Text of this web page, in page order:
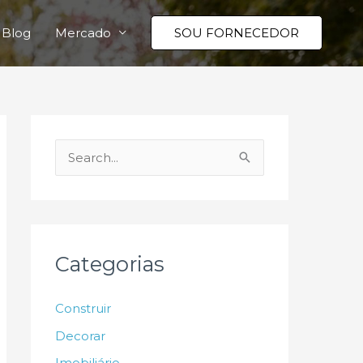
Blog Mercado SOU FORNECEDOR
e
i
r
Categorias
Construir
Decorar